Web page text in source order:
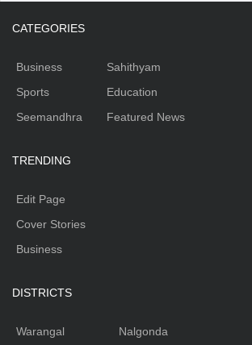
CATEGORIES
Business
Sports
Seemandhra
Sahithyam
Education
Featured News
TRENDING
Edit Page
Cover Stories
Business
DISTRICTS
Warangal Nalgonda